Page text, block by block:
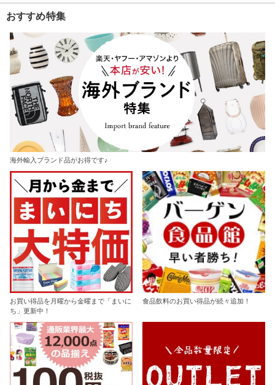
おすすめ特集
海外輸入ブランド品がお得です♪
お買い得品を月曜から金曜まで「まいに
ち」更新中！
食品飲料のお買い得品が続々追加！